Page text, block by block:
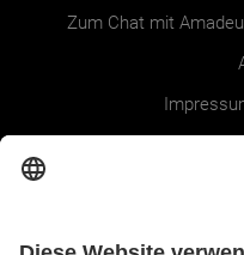
Zum Chat mit